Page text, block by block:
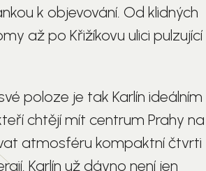
k objevování. Od klidných
až po Křižíkovu ulici pulzující
poloze je tak Karlín ideálním
chtějí mít centrum Prahy na
atmosféru kompaktní čtvrti
Karlín už dávno není jen